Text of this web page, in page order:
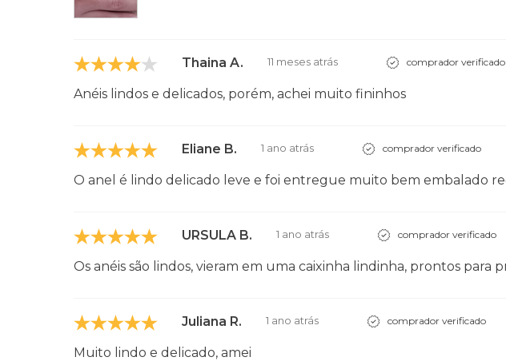
Thaina A. 11 meses atrás comprador verificado
Anéis lindos e delicados, porém, achei muito fininhos
Eliane B. 1 ano atrás comprador verificado
O anel é lindo delicado leve e foi entregue muito bem embalado
URSULA B. 1 ano atrás comprador verificado
Os anéis são lindos, vieram em uma caixinha lindinha, prontos para
Juliana R. 1 ano atrás comprador verificado
Muito lindo e delicado, amei